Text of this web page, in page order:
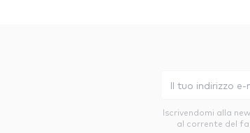
Iscrivendomi alla
al corrente del